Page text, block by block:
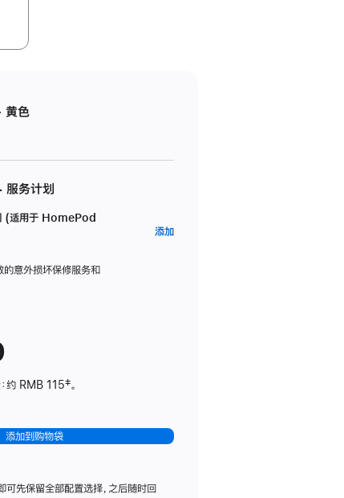
色
务计划
(适用于 HomePod
意外损坏保修服务和
添加AppleCare+
约 RMB 115‡。
添加到购物袋
可先保留全部配置选择，之后随时回